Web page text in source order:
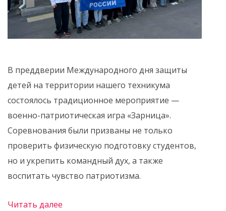
В преддверии Международного дня защиты
детей на территории нашего техникума
состоялось традиционное мероприятие —
военно-патриотическая игра «Зарница».
Соревнования были призваны не только
проверить физическую подготовку студентов,
но и укрепить командный дух, а также
воспитать чувство патриотизма.
Читать далее